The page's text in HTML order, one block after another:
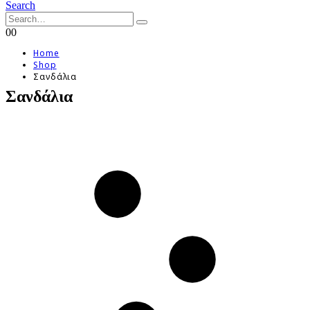
Search
00
Home
Shop
Σανδάλια
Σανδάλια